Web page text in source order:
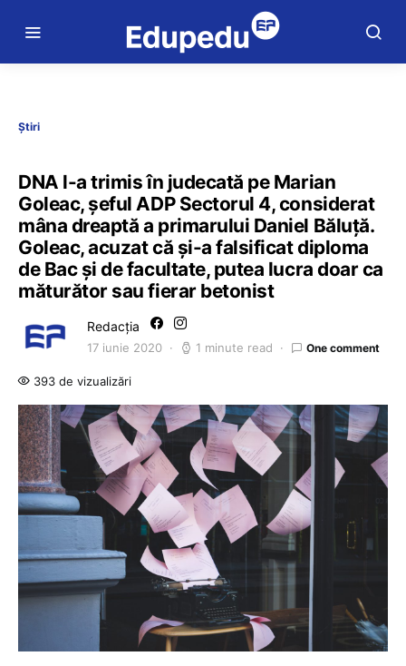
Știri
DNA l-a trimis în judecată pe Marian
Goleac, șeful ADP Sectorul 4, considerat
mâna dreaptă a primarului Daniel Băluță.
Goleac, acuzat că și-a falsificat diploma
de Bac și de facultate, putea lucra doar ca
măturător sau fierar betonist
Redacția
17 iunie 2020 1 minute read One comment
393 de vizualizări